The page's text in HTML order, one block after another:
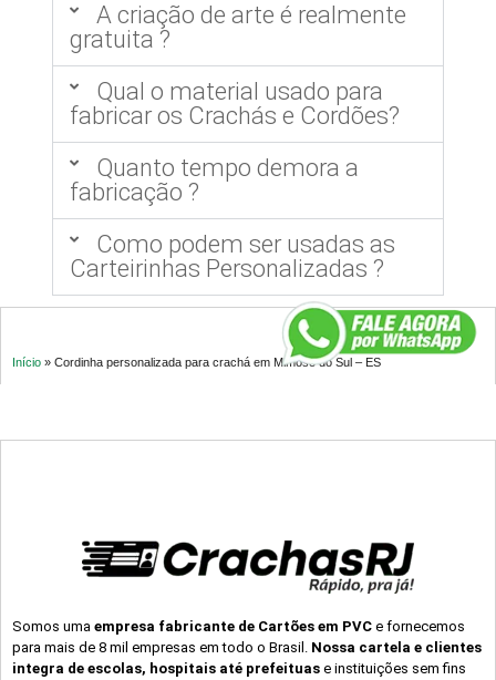
A criação de arte é realmente
gratuita ?
Qual o material usado para
fabricar os Crachás e Cordões?
Quanto tempo demora a
fabricação ?
Como podem ser usadas as
Carteirinhas Personalizadas ?
Início » Cordinha personalizada para crachá em Mimoso do Sul – ES
Somos uma empresa fabricante de Cartões em PVC e fornecemos
para mais de 8 mil empresas em todo o Brasil. Nossa cartela e clientes
integra de escolas, hospitais até prefeituas e instituições sem fins